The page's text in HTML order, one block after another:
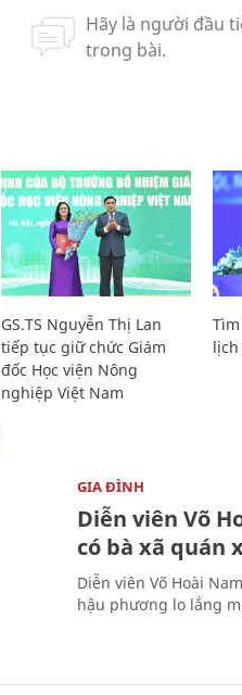
GS.TS Nguyễn Thị Lan
tiếp tục giữ chức Giám
đốc Học viện Nông
nghiệp Việt Nam
lịch
GIA ĐÌNH
Diễn viên Võ
có bà xã quán
Diễn viên Võ Hoài
hậu phương lo lắng